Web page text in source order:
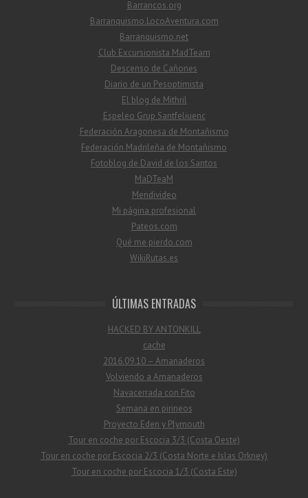
Barrancos.org
Barranquismo.LocoAventura.com
Barranquismo.net
Club Excursionista MadTeam
Descenso de Cañones
Diario de un Pesoptimista
El blog de Mithril
Espeleo Grup Santfeliuenc
Federación Aragonesa de Montañismo
Federación Madrileña de Montañismo
Fotoblog de David de los Santos
MaDTeaM
Mendivideo
Mi página profesional
Pateos.com
Qué me pierdo.com
WikiRutas.es
ÚLTIMAS ENTRADAS
HACKED BY ANTONKILL
cache
2016.09.10 – Amanaderos
Volviendo a Amanaderos
Navacerrada con Fito
Semana en pirineos
Proyecto Eden y Plymouth
Tour en coche por Escocia 3/3 (Costa Oeste)
Tour en coche por Escocia 2/3 (Costa Norte e Islas Orkney)
Tour en coche por Escocia 1/3 (Costa Este)